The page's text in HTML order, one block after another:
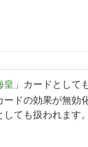
皇 」カードとして
ドの効果が無効
しても扱われます。